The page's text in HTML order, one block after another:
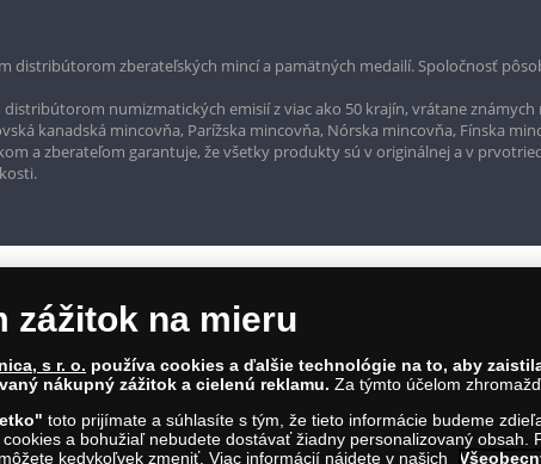
distribútorom zberateľských mincí a pamätných medailí. Spoločnosť
numizmatických emisií z viac ako 50 krajín, vrátane
kanadská mincovňa, Parížska mincovňa, Nórska mincovňa, Fínska
a zberateľom garantuje, že všetky produkty sú v originálnej a v
s. r. o.; Námestie Mateja Korvína 1, Bratislava 811 07, Tel.: 0850 606 009
IČO: 45 480 206, DIČ: SK2023004302
zážitok na mieru
s r. o. používa cookies a ďalšie technológie na to, aby
nákupný zážitok a cielenú reklamu. Za týmto účelom
toto prijímate a súhlasíte s tým, že tieto informácie budeme
a bohužiaľ nebudete dostávať žiadny personalizovaný
kedykoľvek zmeniť. Viac informácií nájdete v našich